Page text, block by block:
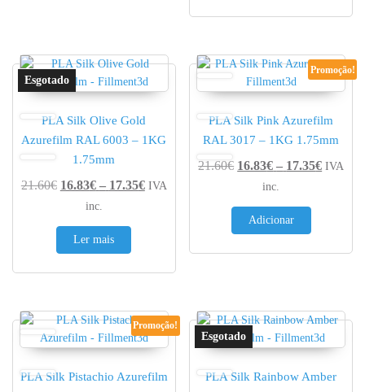
PLA Silk Olive Gold
Azurefilm RAL 6003 – 1KG
1.75mm
21.60€ 16.83€ – 17.35€Price range: 16.83€ through 17.35€
IVA
inc.
Ler mais
Promoção!
PLA Silk Pink Azurefilm
RAL 3017 – 1KG 1.75mm
21.60€ 16.83€ – 17.35€Price
IVA
inc.
Adicionar
Promoção!
PLA Silk Pistachio Azurefilm
PLA Silk Rainbow Amber